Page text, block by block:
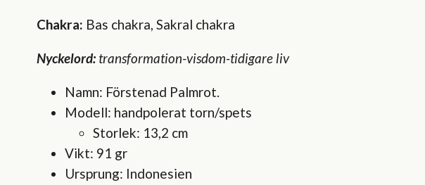
Chakra: Bas chakra, Sakral chakra
Nyckelord: transformation-visdom-tidigare liv
Namn: Förstenad Palmrot.
Modell: handpolerat torn/spets
Storlek: 13,2 cm
Vikt: 91 gr
Ursprung: Indonesien